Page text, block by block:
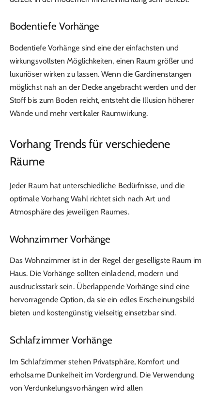
Bodentiefe Vorhänge
Bodentiefe Vorhänge sind eine der einfachsten und
wirkungsvollsten Möglichkeiten, einen Raum größer und
luxuriöser wirken zu lassen. Wenn die Gardinenstangen
möglichst nah an der Decke angebracht werden und der
Stoff bis zum Boden reicht, entsteht die Illusion höherer
Wände und mehr vertikaler Raumwirkung.
Vorhang Trends für verschiedene
Räume
Jeder Raum hat unterschiedliche Bedürfnisse, und die
optimale Vorhang Wahl richtet sich nach Art und
Atmosphäre des jeweiligen Raumes.
Wohnzimmer Vorhänge
Das Wohnzimmer ist in der Regel der geselligste Raum im
Haus. Die Vorhänge sollten einladend, modern und
ausdrucksstark sein. Überlappende Vorhänge sind eine
hervorragende Option, da sie ein edles Erscheinungsbild
bieten und kostengünstig vielseitig einsetzbar sind.
Schlafzimmer Vorhänge
Im Schlafzimmer stehen Privatsphäre, Komfort und
erholsame Dunkelheit im Vordergrund. Die Verwendung
von Verdunkelungsvorhängen wird allen